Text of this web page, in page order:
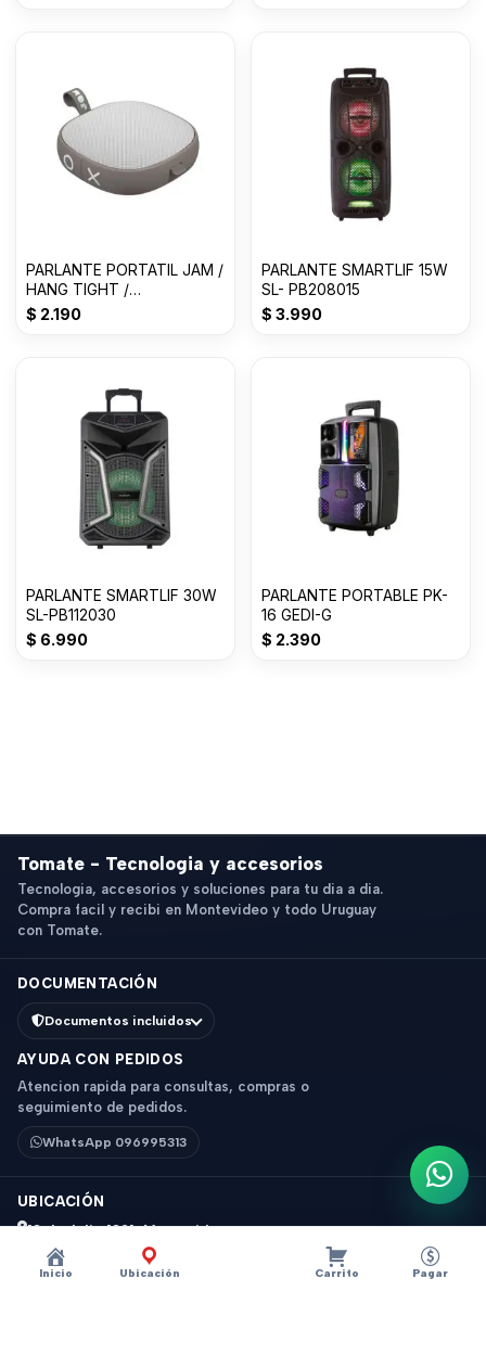
Inicio Ubicación Carrito Pagar
PARLANTE PORTATIL JAM /
HANG TIGHT /
BLUETOOTH / GRIS
$ 2.190
PARLANTE SMARTLIF 15W
SL- PB208015
$ 3.990
PARLANTE SMARTLIF 30W
SL-PB112030
$ 6.990
PARLANTE PORTABLE PK-
16 GEDI-G
$ 2.390
Tomate - Tecnologia y accesorios
Tecnologia, accesorios y soluciones para tu dia a dia.
Compra facil y recibi en Montevideo y todo Uruguay
con Tomate.
DOCUMENTACIÓN
Documentos incluidos
AYUDA CON PEDIDOS
Atencion rapida para consultas, compras o
seguimiento de pedidos.
WhatsApp 096995313
UBICACIÓN
18 de Julio 1831, Montevideo
Horario: 9 a 18 hs